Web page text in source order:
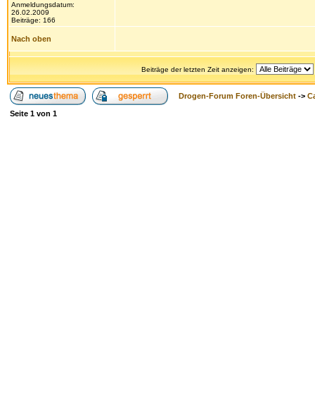
Anmeldungsdatum:
26.02.2009
Beiträge: 166
Nach oben
Beiträge der letzten Zeit anzeigen:
Drogen-Forum Foren-Übersicht ->
Seite 1 von 1